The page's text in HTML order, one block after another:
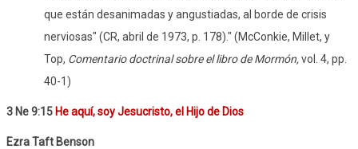
que están desanimadas y angustiadas, al borde de crisis
nerviosas" (CR, abril de 1973, p. 178)." (McConkie, Millet, y
Top, Comentario doctrinal sobre el libro de Mormón,vol. 4, pp.
40-1)
3 Ne 9:15 He aquí, soy Jesucristo, el Hijo de Dios
Ezra Taft Benson